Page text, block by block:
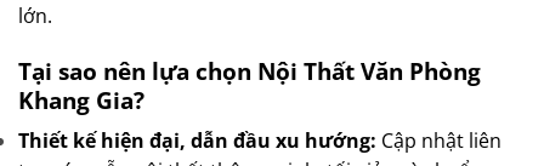
lớn.
Tại sao nên lựa chọn Nội Thất Văn Phòng
Khang Gia?
Thiết kế hiện đại, dẫn đầu xu hướng: Cập nhật liên